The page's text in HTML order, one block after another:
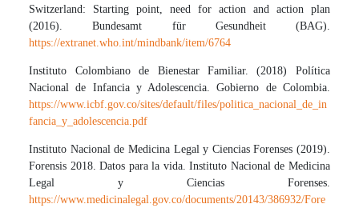
Switzerland: Starting point, need for action and action plan
(2016). Bundesamt für Gesundheit (BAG).
https://extranet.who.int/mindbank/item/6764
Instituto Colombiano de Bienestar Familiar. (2018) Política
Nacional de Infancia y Adolescencia. Gobierno de Colombia.
https://www.icbf.gov.co/sites/default/files/politica_nacional_de_in
fancia_y_adolescencia.pdf
Instituto Nacional de Medicina Legal y Ciencias Forenses (2019).
Forensis 2018. Datos para la vida. Instituto Nacional de Medicina
Legal y Ciencias Forenses.
https://www.medicinalegal.gov.co/documents/20143/386932/Fore